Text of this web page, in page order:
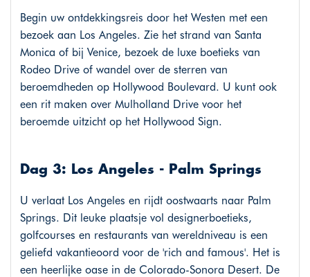
Begin uw ontdekkingsreis door het Westen met een
bezoek aan Los Angeles. Zie het strand van Santa
Monica of bij Venice, bezoek de luxe boetieks van
Rodeo Drive of wandel over de sterren van
beroemdheden op Hollywood Boulevard. U kunt ook
een rit maken over Mulholland Drive voor het
beroemde uitzicht op het Hollywood Sign.
Dag 3: Los Angeles - Palm Springs
U verlaat Los Angeles en rijdt oostwaarts naar Palm
Springs. Dit leuke plaatsje vol designerboetieks,
golfcourses en restaurants van wereldniveau is een
geliefd vakantieoord voor de 'rich and famous'. Het is
een heerlijke oase in de Colorado-Sonora Desert. De